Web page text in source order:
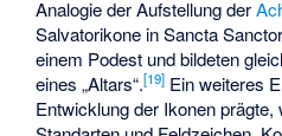
Analogie der Aufstellung der
Salvatorikone in Sancta
einem Podest und bildeten
eines „Altars“.[19] Ein weiteres
Entwicklung der Ikonen